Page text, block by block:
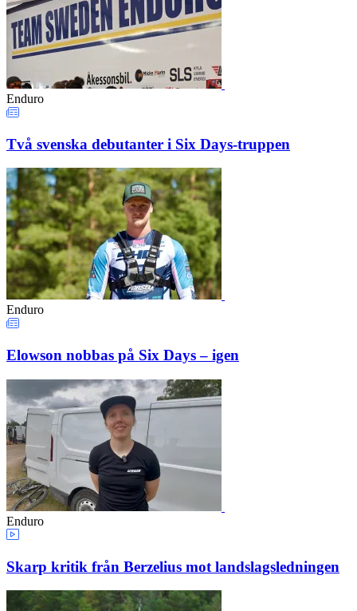
Enduro
Två svenska debutanter i Six Days-truppen
Enduro
Elowson nobbas på Six Days – igen
Enduro
Skarp kritik från Berzelius mot landslagsledningen